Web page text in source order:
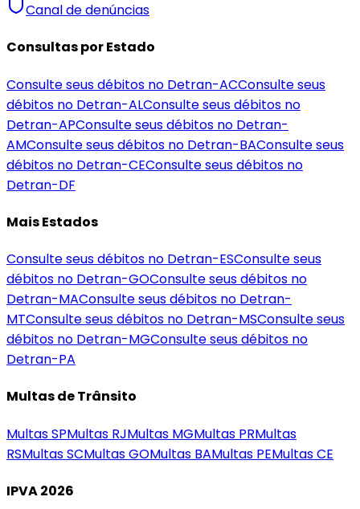
Canal de denúncias
Consultas por Estado
Consulte seus débitos no Detran-ACConsulte seus
débitos no Detran-ALConsulte seus débitos no
Detran-APConsulte seus débitos no Detran-
AMConsulte seus débitos no Detran-BAConsulte seus
débitos no Detran-CEConsulte seus débitos no
Detran-DF
Mais Estados
Consulte seus débitos no Detran-ESConsulte seus
débitos no Detran-GOConsulte seus débitos no
Detran-MAConsulte seus débitos no Detran-
MTConsulte seus débitos no Detran-MSConsulte seus
débitos no Detran-MGConsulte seus débitos no
Detran-PA
Multas de Trânsito
MultasSPMultas RJMultas MGMultas PRMultas
RSMultasSCMultasGOMultas BAMultas PEMultasCE
IPVA 2026